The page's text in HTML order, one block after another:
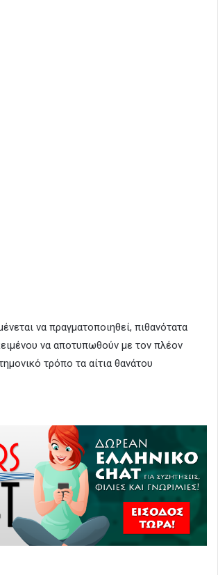
να πραγματοποιηθεί, πιθανότατα
να αποτυπωθούν με τον πλέον
τρόπο τα αίτια θανάτου